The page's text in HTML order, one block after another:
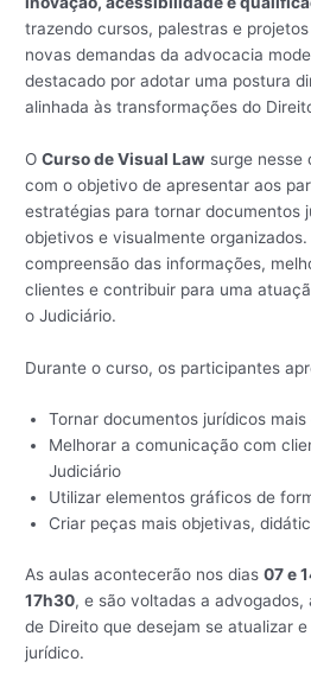
trazendo cursos, palestras e
novas demandas da advocacia
destacado por adotar uma postura
alinhada às transformações do
OCurso de Visual Law surge nesse
com o objetivo de apresentar aos
estratégias para tornar documentos
objetivos e visualmente
compreensão das informações,
clientes e contribuir para uma
o Judiciário.
Durante o curso, os participantes
Tornar documentos jurídicos
Melhorar a comunicação com
Judiciário
Utilizar elementos gráficos de
Criar peças mais objetivas,
As aulas acontecerão nos dias07 e
17h30, e são voltadas a
de Direito que desejam se atualizar
jurídico.